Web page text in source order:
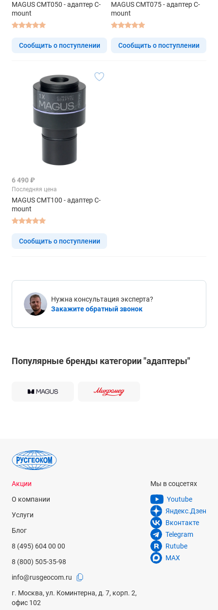
MAGUS CMT050 - адаптер C-
mount
Сообщить о поступлении
MAGUS CMT075 - адаптер C-
mount
Сообщить о поступлении
6 490 ₽
Последняя цена
MAGUS CMT100 - адаптер C-
mount
Сообщить о поступлении
Нужна консультация эксперта?
Закажите обратный звонок
Популярные бренды категории "адаптеры"
Акции
О компании
Услуги
Блог
8 (495) 604 00 00
8 (800) 505-35-98
info@rusgeocom.ru
г. Москва, ул. Коминтерна, д. 7, корп. 2,
офис 102
Мы в соцсетях
Youtube
Яндекс.Дзен
Вконтакте
Telegram
Rutube
MAX